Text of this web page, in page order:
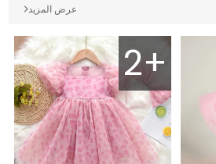
عرض المزيد
2+